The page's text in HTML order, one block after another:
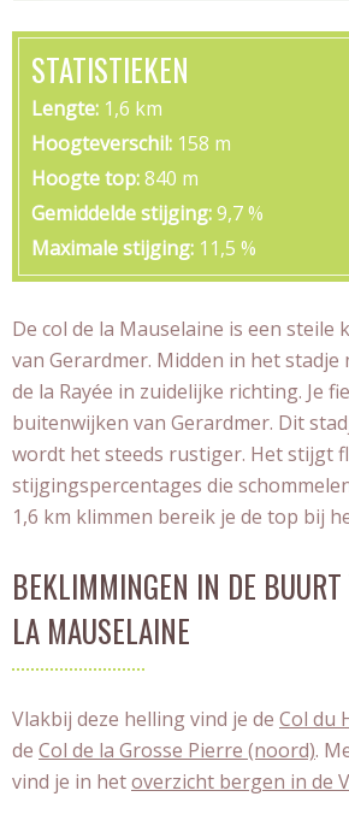
STATISTIEKEN
Lengte 1,6 km
Hoogteverschil 158 m
Hoogte top 840 m
Gemiddelde stijging 9,7 %
Maximale stijging 11,5 %
De col de la Mauselaine is een steile
van Gerardmer. Midden in het stadje
de la Rayée in zuidelijke richting. Je
buitenwijken van Gerardmer. Dit
wordt het steeds rustiger. Het stijgt
stijgingspercentages die
1,6 km klimmen bereik je de top bij
BEKLIMMINGEN IN DE
LA MAUSELAINE
Vlakbij deze helling vind je de Col du
de Col de la Grosse Pierre (noord).
vind je in hetoverzicht bergen in de